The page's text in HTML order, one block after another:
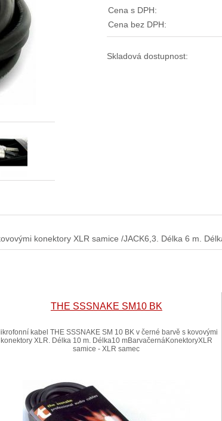
Cena s DPH:
Cena bez DPH:
Skladová dostupnost:
konektory XLR samice /JACK6,3. Délka 6 m.
THE SSSNAKE SM10 BK
kabel THE SSSNAKE SM 10 BK v černé barvě s kovovými
konektory XLR. Délka 10 m. Délka10 mBarvačernáKonektoryXLR
samice - XLR samec